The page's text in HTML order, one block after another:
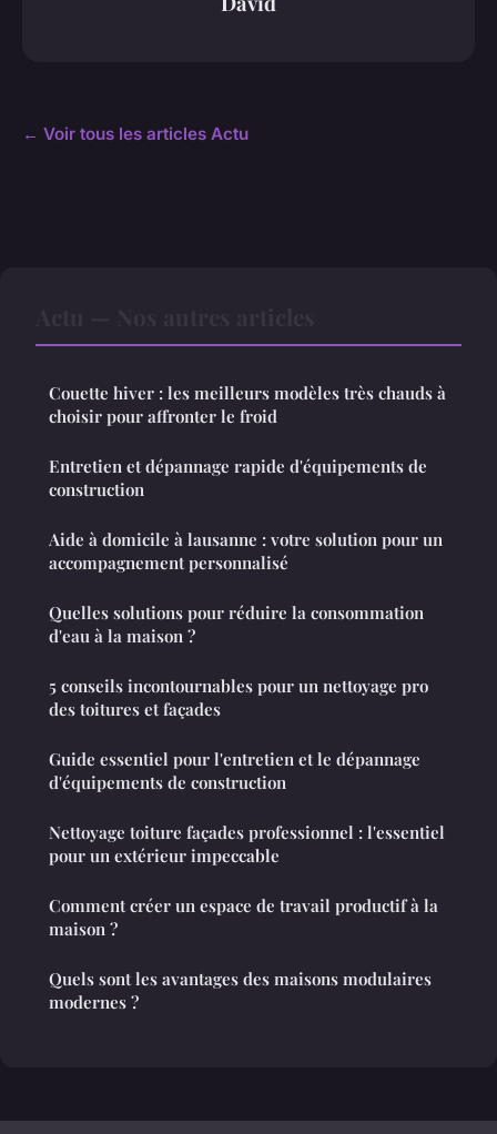
← Voir tous les articles Actu
Couette hiver : les meilleurs modèles très chauds à
choisir pour affronter le froid
Entretien et dépannage rapide d'équipements de
construction
Aide à domicile à lausanne : votre solution pour un
accompagnement personnalisé
Quelles solutions pour réduire la consommation
d'eau à la maison ?
5 conseils incontournables pour un nettoyage pro
des toitures et façades
Guide essentiel pour l'entretien et le dépannage
d'équipements de construction
Nettoyage toiture façades professionnel : l'essentiel
pour un extérieur impeccable
Comment créer un espace de travail productif à la
maison ?
Quels sont les avantages des maisons modulaires
modernes ?